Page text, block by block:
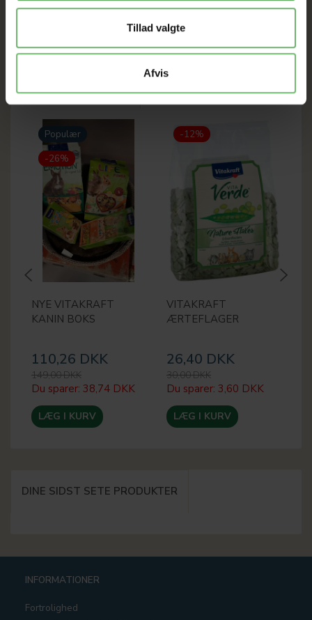
Tillad valgte
Afvis
600 g
Populær
-26%
NYE VITAKRAFT
KANIN BOKS
110,26 DKK
149,00 DKK
Du sparer: 38,74 DKK
LÆG I KURV
-12%
VITAKRAFT
ÆRTEFLAGER
26,40 DKK
30,00 DKK
Du sparer: 3,60 DKK
LÆG I KURV
DINE SIDST SETE PRODUKTER
INFORMATIONER
Fortrolighed